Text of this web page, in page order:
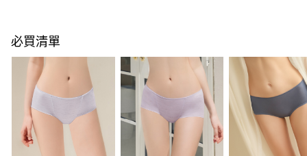
【「AFTEE先享後付」結帳流程】
結帳頁面，進行簡訊認證並確認金額後，即可完成結帳。
２．訂單成立數日內，您將收到繳費通知簡訊。
３．收到繳費通知簡訊後14天內，點擊此簡訊中的連結，可透過四大超商／
ATM／網路銀行／等多元方式進行付款，方視為交易完成。
※ 請注意：結帳手續完成當下不需立刻繳費，但若您需要取消訂單，請聯絡
購買商品的店家。未經商家同意取消之訂單仍視為有效，需透過AFTEE先享
後付繳納相關費用。
※ 交易是否成功請以「AFTEE先享後付 」之結帳頁面顯示為準，若有關於
每筆NT$100，滿NT$1,500(含以上)免運費
付款後全家取貨
每筆NT$100，滿NT$1,500(含以上)免運費
7-11取付
每筆NT$100，滿NT$1,500(含以上)免運費
付款後7-11取貨
必買清單